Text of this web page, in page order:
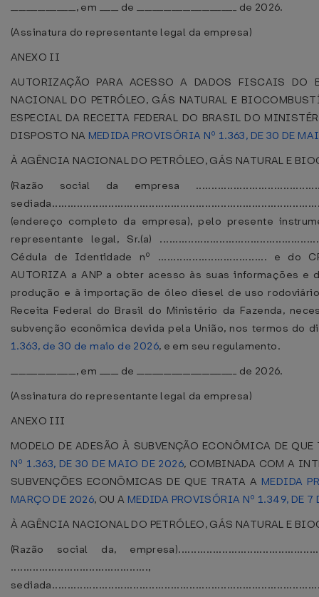
_________________, em _____ de __________________________ de 2026.
(Assinatura do representante legal da empresa)
ANEXO II
AUTORIZAÇÃO PARA ACESSO A DADOS FISCAIS DO
NACIONAL DO PETRÓLEO, GÁS NATURAL E
ESPECIAL DA RECEITA FEDERAL DO BRASIL DO
DISPOSTO NA MEDIDA PROVISÓRIA Nº 1.363, DE 30 DE
À AGÊNCIA NACIONAL DO PETRÓLEO, GÁS NATURAL E
(Razão social da empresa
(endereço completo da empresa), pelo presente
representante legal, Sr.(a)
Cédula de Identidade nº ................................... e do
AUTORIZA a ANP a obter acesso às suas informações e
produção e à importação de óleo diesel de uso
Receita Federal do Brasil do Ministério da Fazenda,
subvenção econômica devida pela União, nos termos do
1.363, de 30 de maio de 2026, e em seu regulamento.
_________________, em _____ de __________________________ de 2026.
(Assinatura do representante legal da empresa)
ANEXO III
MODELO DE ADESÃO À SUBVENÇÃO ECONÔMICA DE
Nº 1.363, DE 30 DE MAIO DE 2026, COMBINADA COM A
SUBVENÇÕES ECONÔMICAS DE QUE TRATA A MEDIDA
MARÇO DE 2026, OU A MEDIDA PROVISÓRIA Nº 1.349, DE 7
À AGÊNCIA NACIONAL DO PETRÓLEO, GÁS NATURAL E
(Razão social da,
............................................,